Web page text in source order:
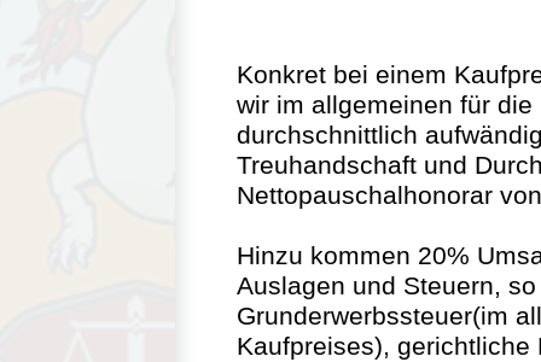
Konkret bei einem
wir im allgemeinen für
durchschnittlich
Treuhandschaft und
Nettopauschalhonorar
Hinzu kommen 20%
Auslagen und Steuern,
Grunderwerbssteuer(im
Kaufpreises),